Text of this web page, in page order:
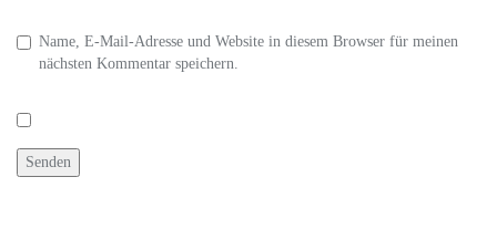
Name, E-Mail-Adresse und Website in diesem Browser für meinen
nächsten Kommentar speichern.